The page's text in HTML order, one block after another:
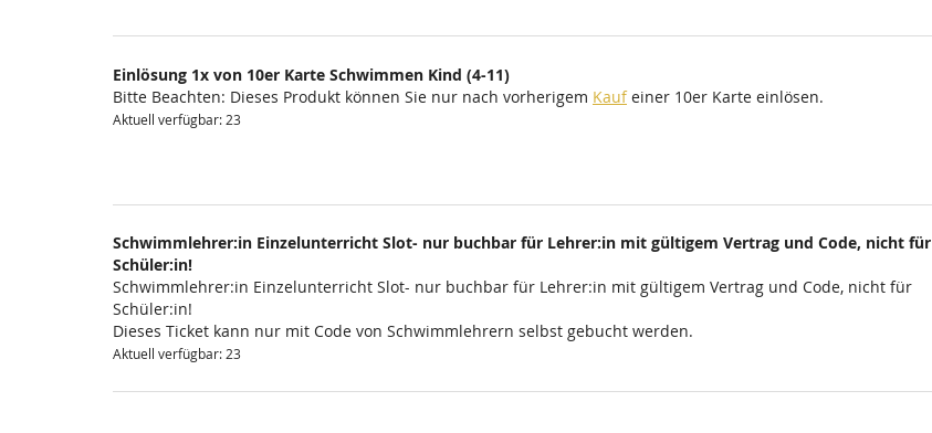
Einlösung 1x von 10er Karte Schwimmen Kind (4-11)
Bitte Beachten: Dieses Produkt können Sie nur nach vorherigem Kaufeiner 10er Karte einlösen.
Aktuell verfügbar: 23
Schwimmlehrer:in Einzelunterricht Slot- nur buchbar für Lehrer:in mit gültigem Vertrag und Code, nicht für
Schüler:in!
Schwimmlehrer:in Einzelunterricht Slot- nur buchbar für Lehrer:in mit gültigem Vertrag und Code, nicht für
Schüler:in!
Dieses Ticket kann nur mit Code von Schwimmlehrern selbst gebucht werden.
Aktuell verfügbar: 23